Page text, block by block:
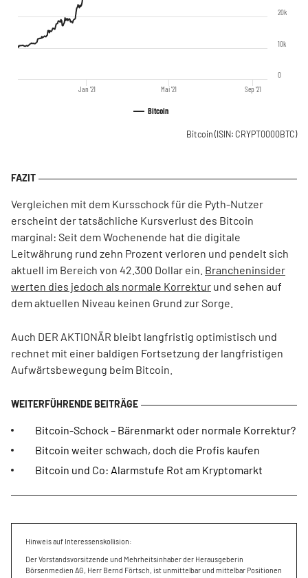
Bitcoin
Jan '21 Mai '21 Sep '21
0
10k
20k
Bitcoin (ISIN: CRYPT0000BTC)
Vergleichen mit dem Kursschock für die Pyth-Nutzer
erscheint der tatsächliche Kursverlust des Bitcoin
marginal: Seit dem Wochenende hat die digitale
Leitwährung rund zehn Prozent verloren und pendelt sich
aktuell im Bereich von 42.300 Dollar ein. Brancheninsider
werten dies jedoch als normale Korrektur und sehen auf
dem aktuellen Niveau keinen Grund zur Sorge.
Auch DER AKTIONÄR bleibt langfristig optimistisch und
rechnet mit einer baldigen Fortsetzung der langfristigen
Aufwärtsbewegung beim Bitcoin.
Bitcoin-Schock – Bärenmarkt oder normale Korrektur?
Bitcoin weiter schwach, doch die Profis kaufen
Bitcoin und Co: Alarmstufe Rot am Kryptomarkt
Hinweis auf Interessenskollision:
Der Vorstandsvorsitzende und Mehrheitsinhaber der Herausgeberin
Börsenmedien AG, Herr Bernd Förtsch, ist unmittelbar und mittelbar Positionen